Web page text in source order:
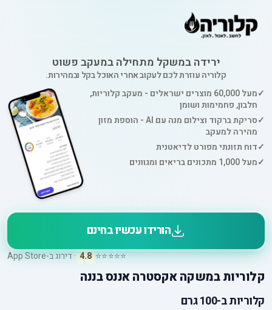
ירידה במשקל מתחילה במעקב פשוט
קלוריה עוזרת לכם לעקוב אחרי האוכל בקל ובמהירות.
✓
מעל 60,000 מוצרים ישראלים - מעקב קלוריות,
חלבון, פחמימות ושומן
✓
סריקת ברקוד וצילום מנה עם AI - הוספת מזון
מהירה למעקב
✓דוח תזונתי מפורט לדיאטנית
✓מעל 1,000 מתכונים בריאים ומגוונים
הורידו עכשיו בחינם
⭐⭐⭐⭐⭐
4.8 · דירוג ב-App Store
קלוריותבמשקה אקסטרה אננס בננה
קלוריותב-100 גרם